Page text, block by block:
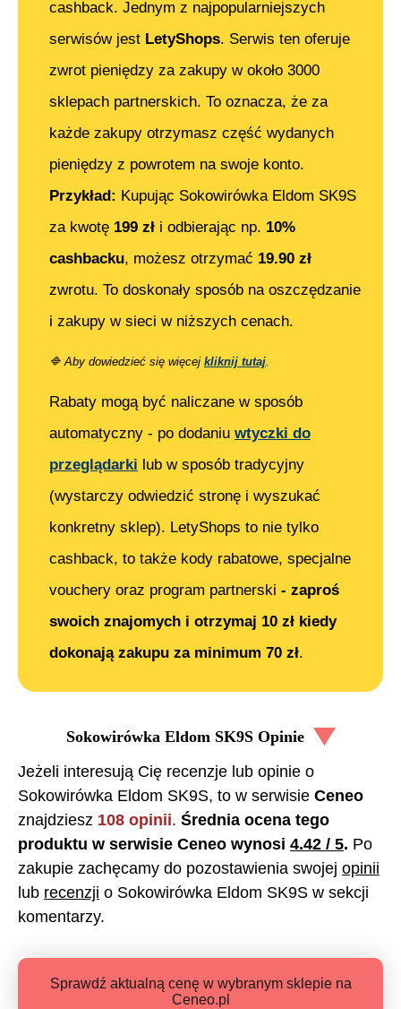
cashback. Jednym z najpopularniejszych
serwisów jest LetyShops. Serwis ten oferuje
zwrot pieniędzy za zakupy w około 3000
sklepach partnerskich. To oznacza, że za
każde zakupy otrzymasz część wydanych
pieniędzy z powrotem na swoje konto.
Przykład: Kupując Sokowirówka Eldom SK9S
za kwotę 199 zł i odbierając np. 10%
cashbacku, możesz otrzymać 19.90 zł
zwrotu. To doskonały sposób na oszczędzanie
i zakupy w sieci w niższych cenach.
🔷 Aby dowiedzieć się więcej kliknij tutaj
Rabaty mogą być naliczane w sposób
automatyczny - po dodaniu wtyczki do
przeglądarki lub w sposób tradycyjny
(wystarczy odwiedzić stronę i wyszukać
konkretny sklep). LetyShops to nie tylko
cashback, to także kody rabatowe, specjalne
vouchery oraz program partnerski - zaproś
swoich znajomych i otrzymaj 10 zł kiedy
dokonają zakupu za minimum 70 zł.
Sokowirówka Eldom SK9SOpinie
Jeżeli interesują Cię recenzje lub opinie o
Sokowirówka Eldom SK9S, to w serwisie Ceneo
znajdziesz 108 opinii. Średnia ocena tego
produktu w serwisie Ceneo wynosi 4.42 / 5. Po
zakupie zachęcamy do pozostawienia swojej opinii
lub recenzji o Sokowirówka Eldom SK9S w sekcji
komentarzy.
Sprawdź aktualną cenę w wybranym sklepie na
Ceneo.pl